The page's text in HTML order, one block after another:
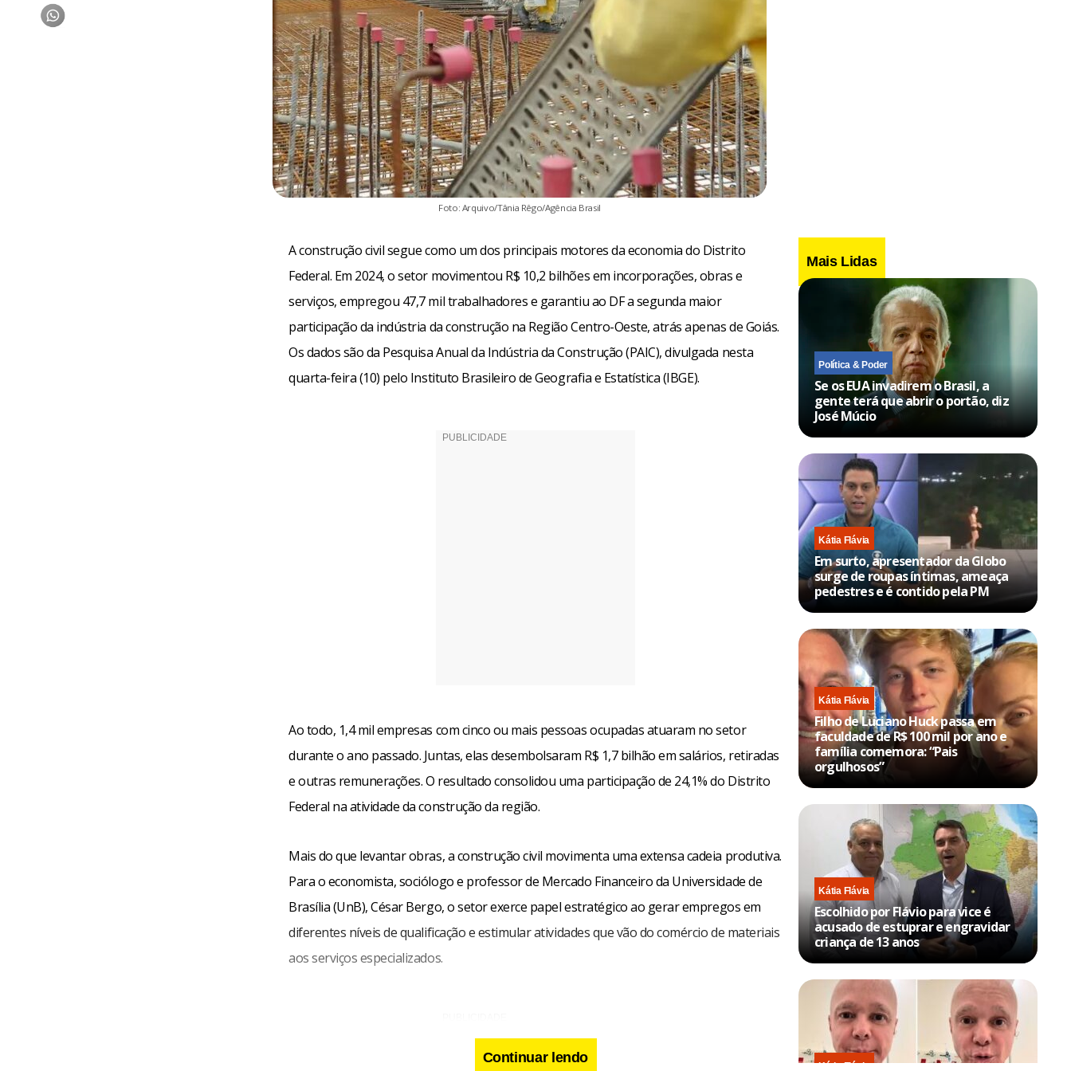
Foto: Arquivo/Tânia Rêgo/Agência Brasil
A construção civil segue como um dos principais motores da economia do Distrito
Federal. Em 2024, o setor movimentou R$ 10,2 bilhões em incorporações, obras e
serviços, empregou 47,7 mil trabalhadores e garantiu ao DF a segunda maior
participação da indústria da construção na Região Centro-Oeste, atrás apenas de Goiás.
Os dados são da Pesquisa Anual da Indústria da Construção (PAIC), divulgada nesta
quarta-feira (10) pelo Instituto Brasileiro de Geografia e Estatística (IBGE).
Ao todo, 1,4 mil empresas com cinco ou mais pessoas ocupadas atuaram no setor
durante o ano passado. Juntas, elas desembolsaram R$ 1,7 bilhão em salários, retiradas
e outras remunerações. O resultado consolidou uma participação de 24,1% do Distrito
Federal na atividade da construção da região.
Mais do que levantar obras, a construção civil movimenta uma extensa cadeia produtiva.
Para o economista, sociólogo e professor de Mercado Financeiro da Universidade de
Brasília (UnB), César Bergo, o setor exerce papel estratégico ao gerar empregos em
diferentes níveis de qualificação e estimular atividades que vão do comércio de materiais
aos serviços especializados.
Continuar lendo
Mais Lidas
Política & Poder
Se os EUA invadirem o Brasil, a
gente terá que abrir o portão, diz
José Múcio
Kátia Flávia
Em surto, apresentador da Globo
surge de roupas íntimas, ameaça
pedestres e é contido pela PM
Kátia Flávia
Filho de Luciano Huck passa em
faculdade de R$ 100 mil por ano e
família comemora: “Pais
orgulhosos”
Kátia Flávia
Escolhido por Flávio para vice é
acusado de estuprar e engravidar
criança de 13 anos
Kátia Flávia